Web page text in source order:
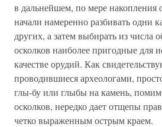
в дальнейшем, по мере накопления
начали намеренно разбивать одни
других, а затем выбирать из числа
осколков наиболее пригодные для
качестве орудий. Как
проводившиеся археологами,
глы-бу или глыбы на камень,
осколков, нередко дает отщепы
четко выраженным острым краем.